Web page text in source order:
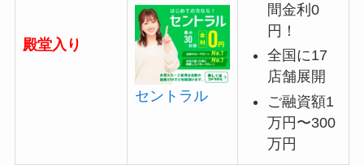
殿堂入り
セントラル
間金利0
円！
全国に17
店舗展開
ご融資額1
万円〜300
万円